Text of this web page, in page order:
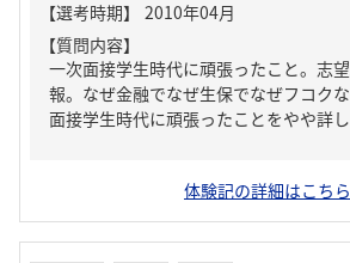
【質問内容】
一次面接学生時代に頑張ったこと。志
報。なぜ金融でなぜ生保でなぜフコク
面接学生時代に頑張ったことをやや詳
体験記の詳細はこちら